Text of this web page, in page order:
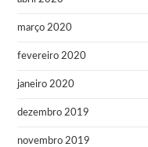
março 2020
fevereiro 2020
janeiro 2020
dezembro 2019
novembro 2019